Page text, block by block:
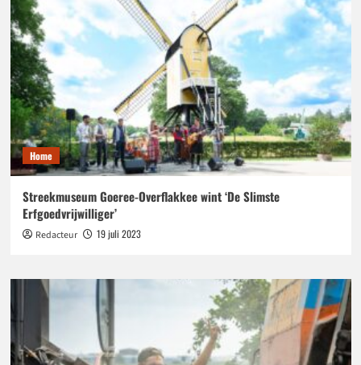
Home
Streekmuseum Goeree-Overflakkee wint ‘De Slimste
Erfgoedvrijwilliger’
Redacteur 19 juli 2023